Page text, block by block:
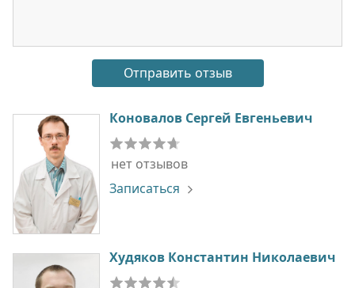
Коновалов Сергей Евгеньевич
нет отзывов
Записаться
Худяков Константин Николаевич